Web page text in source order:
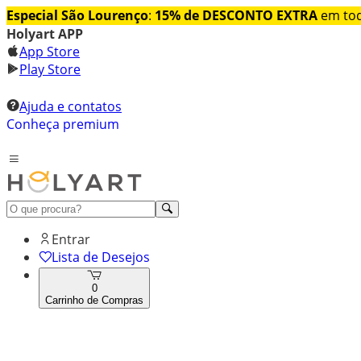
Especial São Lourenço: 15% de DESCONTO EXTRA em
Holyart APP
App Store
Play Store
Ajuda e contatos
Conheça premium
Entrar
Lista de Desejos
0
Carrinho de Compras